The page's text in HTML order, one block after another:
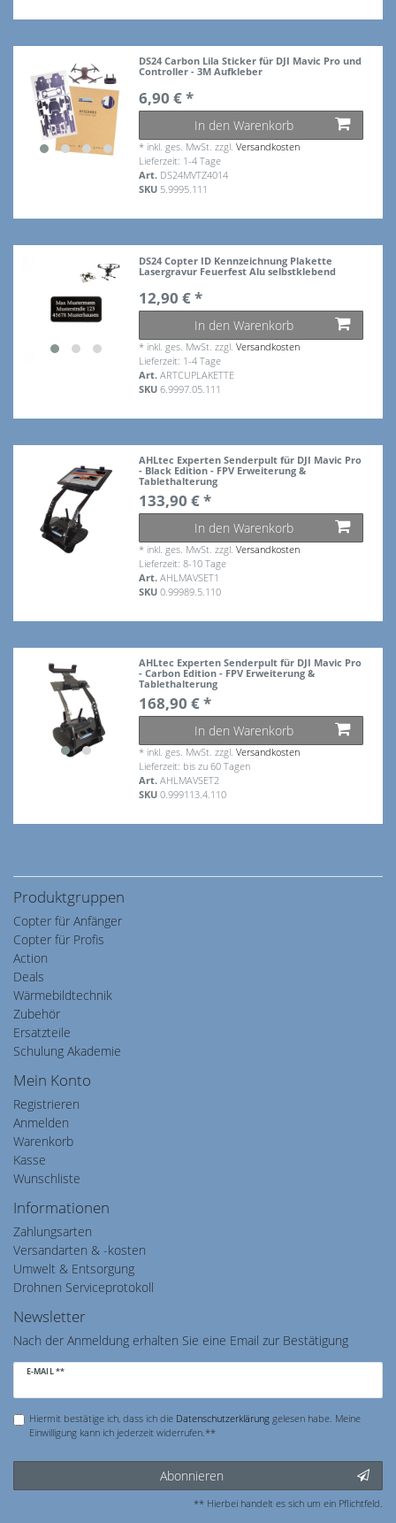
DS24 Carbon Lila Sticker für DJI Mavic Pro und
Controller - 3M Aufkleber
6,90 € *
In den Warenkorb
* inkl. ges. MwSt. zzgl.Versandkosten
Lieferzeit: 1-4 Tage
Art. DS24MVTZ4014
SKU 5.9995.111
DS24 Copter ID Kennzeichnung Plakette
Lasergravur Feuerfest Alu selbstklebend
12,90 € *
In den Warenkorb
* inkl. ges. MwSt. zzgl.Versandkosten
Lieferzeit: 1-4 Tage
Art.ARTCUPLAKETTE
SKU6.9997.05.111
AHLtec Experten Senderpult für DJI Mavic Pro
- Black Edition - FPV Erweiterung &
Tablethalterung
133,90 € *
In den Warenkorb
* inkl. ges. MwSt. zzgl.Versandkosten
Lieferzeit: 8-10 Tage
Art.AHLMAVSET1
SKU0.99989.5.110
AHLtec Experten Senderpult für DJI Mavic Pro
- Carbon Edition - FPV Erweiterung &
Tablethalterung
168,90 € *
In den Warenkorb
* inkl. ges. MwSt. zzgl.Versandkosten
Lieferzeit: bis zu 60 Tagen
Art.AHLMAVSET2
SKU0.999113.4.110
Produktgruppen
Copter für Anfänger
Copter für Profis
Action
Deals
Wärmebildtechnik
Zubehör
Ersatzteile
Schulung Akademie
Mein Konto
Registrieren
Anmelden
Warenkorb
Kasse
Wunschliste
Informationen
Zahlungsarten
Versandarten & -kosten
Umwelt & Entsorgung
Drohnen Serviceprotokoll
Newsletter
Nach der Anmeldung erhalten Sie eine Email zur Bestätigung
E-MAIL **
Newsletter
Hiermit bestätige ich, dass ich die Daten­schutz­erklärunggelesen habe. Meine
Einwilligung kann ich jederzeit widerrufen.**
Abonnieren
** Hierbei handelt es sich um ein Pflichtfeld.